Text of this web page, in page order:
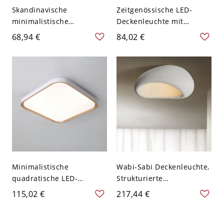
Skandinavische
minimalistische
Deckenleuchte, flache
LED-Leuchte mit
Holzmaserung - 110V-
68,94 €
Zeitgenössische LED-
Deckenleuchte mit
strukturiertem Kristall-
Acryl-Halo und
goldfarbenem Akzent-
Rand - 110V-120V
Natürliches Llicht
84,02 €
Minimalistische
quadratische LED-
Deckenleuchte, flaches,
115,02 €
Wabi-Sabi Deckenleuchte,
Strukturierte
Harzsteinleuchte,
217,44 €